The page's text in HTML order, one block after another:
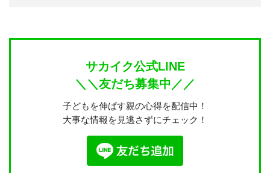
サカイク公式LINE
＼＼友だち募集中／／
子どもを伸ばす親の心得を配信中！
大事な情報を見逃さずにチェック！